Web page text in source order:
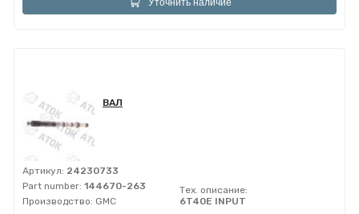
ВАЛ
Артикул: 24230733
Part number: 144670-263
Производство: GMC
Тех. описание:
6T40E INPUT